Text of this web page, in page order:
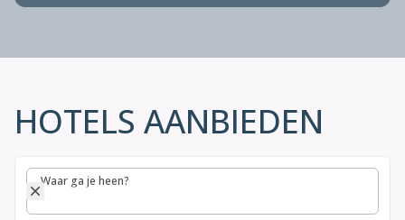
HOTELS AANBIEDEN
Waar ga je heen?
Waar ga je heen?